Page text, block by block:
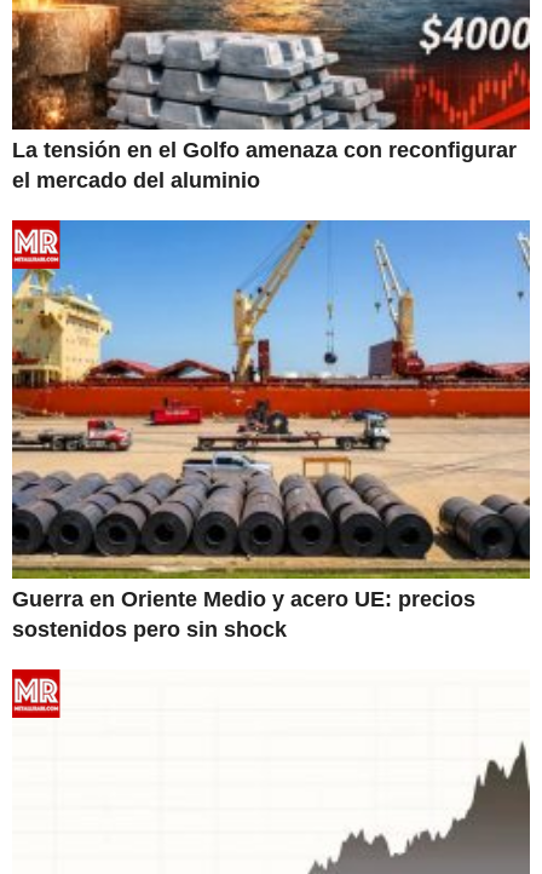
La tensión en el Golfo amenaza con reconfigurar
el mercado del aluminio
Guerra en Oriente Medio y acero UE: precios
sostenidos pero sin shock